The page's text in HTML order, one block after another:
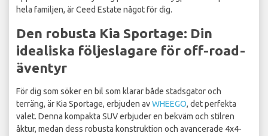
hela familjen, är Ceed Estate något för dig.
Den robusta Kia Sportage: Din
idealiska följeslagare för off-road-
äventyr
För dig som söker en bil som klarar både stadsgator och
terräng, är Kia Sportage, erbjuden avWHEEGO, det perfekta
valet. Denna kompakta SUV erbjuder en bekväm och stilren
åktur, medan dess robusta konstruktion och avancerade 4x4-